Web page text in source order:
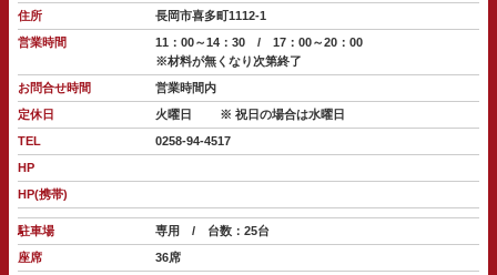
住所
長岡市喜多町1112-1
営業時間
11：00～14：30 / 17：00～20：00
※材料が無くなり次第終了
お問合せ時間
営業時間内
定休日
火曜日
※ 祝日の場合は水曜日
TEL
0258-94-4517
HP
HP(携帯)
駐車場
専用 / 台数：25台
座席
36席